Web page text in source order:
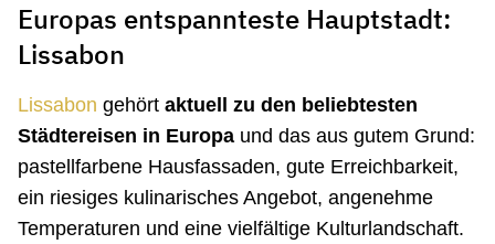
Europas entspannteste Hauptstadt:
Lissabon
Lissabon gehört aktuell zu den beliebtesten
Städtereisen in Europa und das aus gutem Grund:
pastellfarbene Hausfassaden, gute Erreichbarkeit,
ein riesiges kulinarisches Angebot, angenehme
Temperaturen und eine vielfältige Kulturlandschaft.